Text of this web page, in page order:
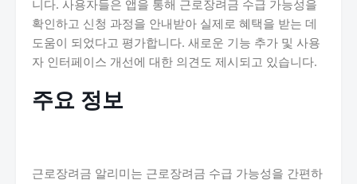
니다. 사용자들은 앱을 통해 근로장려금 수급 가능성을
확인하고 신청 과정을 안내받아 실제로 혜택을 받는 데
도움이 되었다고 평가합니다. 새로운 기능 추가 및 사용
자 인터페이스 개선에 대한 의견도 제시되고 있습니다.
주요 정보
근로장려금 알리미는 근로장려금 수급 가능성을 간편하